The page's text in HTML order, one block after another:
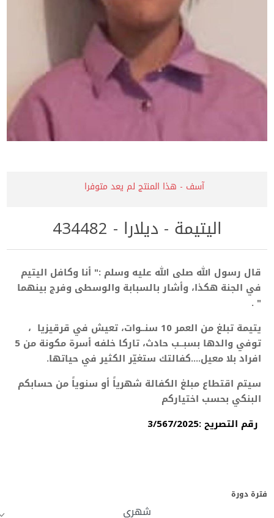
آسف - هذا المنتج لم يعد متوفرا
اليتيمة - ديلارا - 434482
قال رسول الله صلى الله عليه وسلم :" أنا وكافل اليتيم
في الجنة هكذا، وأشار بالسبابة والوسطى وفرج بينهما
" .
يتيمة تبلغ من العمر 10 سنــوات، تعيش في قرقيزيا ،
توفي والدها بسبــب حادث، تاركا
خلفه أسرة مكونة من 5
افراد بلا معيل....كفالتك ستغيّر الكثير في حياتها.
سيتم اقتطاع مبلغ الكفالة شهرياً أو سنوياً من حسابكم
البنكي بحسب اختياركم
رقم التصريح :3/567/2025
فترة دورة